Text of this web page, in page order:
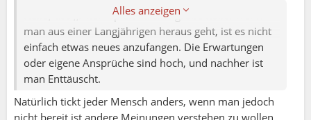
Alles anzeigen
Hallo, das ,,Alter'' spielt da eine große Rolle. Wenn
man aus einer Langjährigen heraus geht, ist es nicht
einfach etwas neues anzufangen. Die Erwartungen
oder eigene Ansprüche sind hoch, und nachher ist
man Enttäuscht.
Natürlich tickt jeder Mensch anders, wenn man jedoch